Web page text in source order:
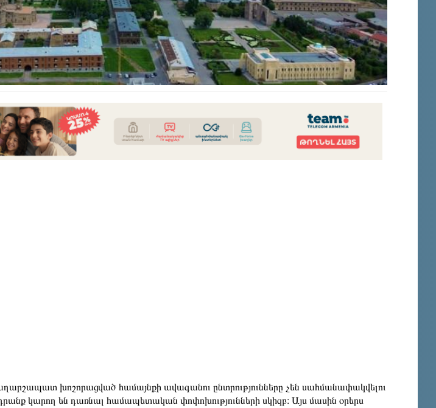
խոշորացված համայնքի ավագանու ընտրությունները չեն սահմանափակվելու
կարող են դառնալ համապետական փոփոխությունների սկիզբ։ Այս մասին օրերս